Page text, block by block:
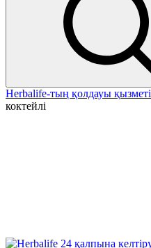
Herbalife-тың қолдауы қызметі
коктейлі